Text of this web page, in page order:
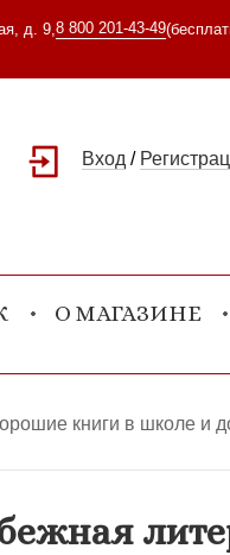
д. 9, 8 800 201-43-49
Вход /
О МАГАЗИНЕ
книги в школе и